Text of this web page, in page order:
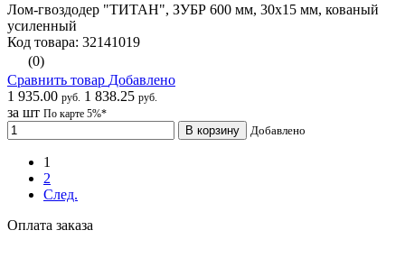
Лом-гвоздодер "ТИТАН", ЗУБР 600 мм, 30х15 мм, кованый
усиленный
Код товара: 32141019
(0)
Сравнить товар Добавлено
1 935.00 руб. 1 838.25 руб.
за шт По карте 5%*
В корзину Добавлено
1
2
След.
Оплата заказа